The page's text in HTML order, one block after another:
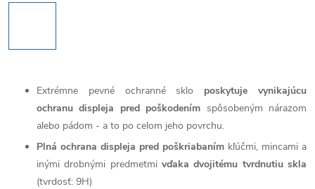
Extrémne pevné ochranné sklo poskytuje vynikajúcu
ochranu displeja pred poškodením spôsobeným nárazom
alebo pádom - a to po celom jeho povrchu.
Plná ochrana displeja pred poškriabaním kľúčmi, mincami a
inými drobnými predmetmivďaka dvojitému tvrdnutiu skla
(tvrdosť: 9H)